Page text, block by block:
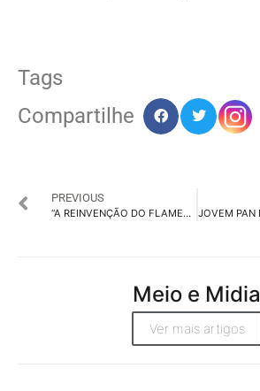
Tags
Compartilhe
PREVIOUS
“A REINVENÇÃO DO FLAMENGO”: SÉRIE SOBRE A TRANSFORMAÇÃO DO CLUBE ESTREIA HOJE
Meio e Midia
Ver mais artigos